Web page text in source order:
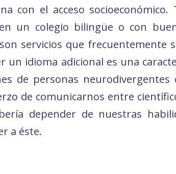
con el acceso
un colegio bilingüe o con
servicios que frecuentemente
un idioma adicional es una
de personas
de comunicarnos entre
depender de nuestras
a éste.